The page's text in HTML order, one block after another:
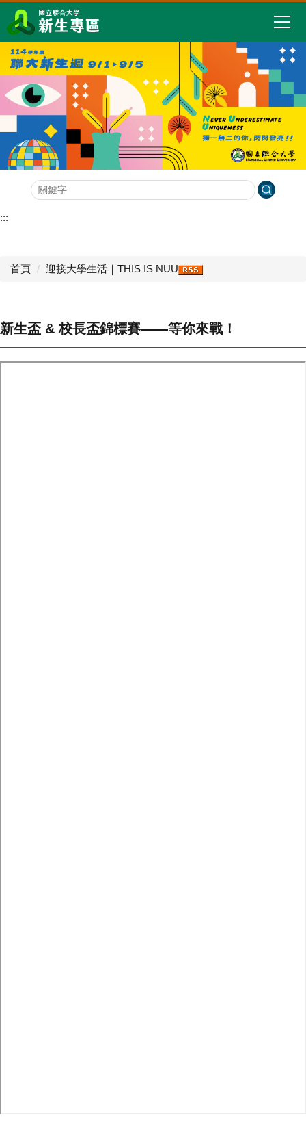
跳
到
主
要
內
容
區
:::
首頁 迎接大學生活｜THIS IS NUU
新生盃 & 校長盃錦標賽——等你來戰！